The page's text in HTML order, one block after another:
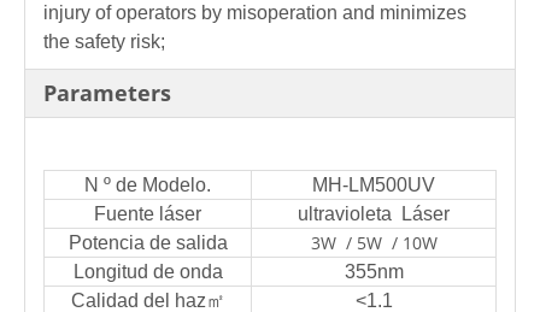
injury of operators by misoperation and minimizes
the safety risk;
Parameters
N º de Modelo.
MH-LM500UV
Fuente láser
ultravioleta Láser
Potencia de salida
3W / 5W / 10W
Longitud de onda
355nm
Calidad del haz㎡
<1.1